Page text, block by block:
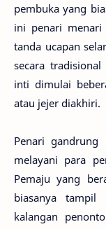
pembuka yang
ini penari menari
tanda ucapan
secara
inti dimulai
atau jejer diakhiri.
Penari
melayani para
Pemaju yang
biasanya
kalangan